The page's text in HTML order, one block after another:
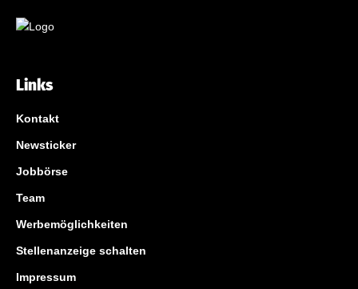
Links
Kontakt
Newsticker
Jobbörse
Team
Werbemöglichkeiten
Stellenanzeige schalten
Impressum